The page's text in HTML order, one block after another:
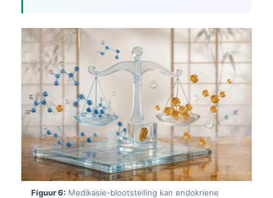
Figuur 6: Medikasie-blootstelling kan endokriene